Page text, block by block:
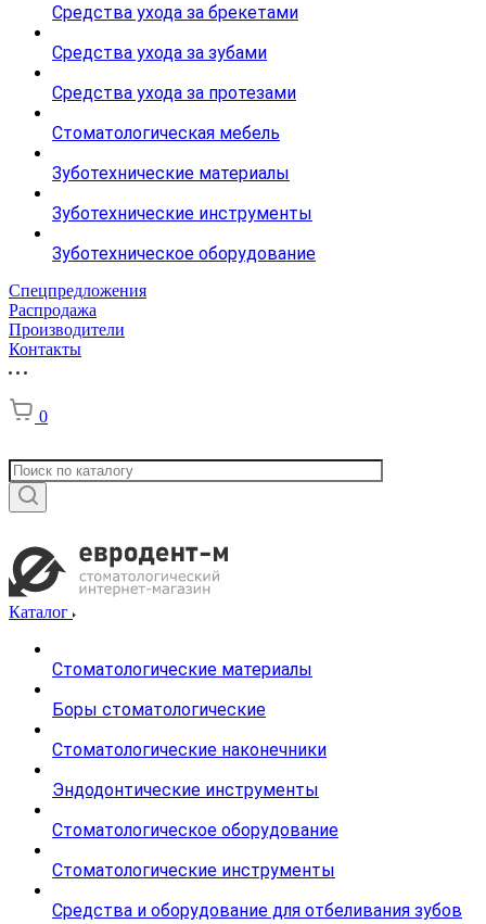
Средства ухода за брекетами
Средства ухода за зубами
Средства ухода за протезами
Стоматологическая мебель
Зуботехнические материалы
Зуботехнические инструменты
Зуботехническое оборудование
Спецпредложения
Распродажа
Производители
Контакты
0
Каталог
Стоматологические материалы
Боры стоматологические
Стоматологические наконечники
Эндодонтические инструменты
Стоматологическое оборудование
Стоматологические инструменты
Средства и оборудование для отбеливания зубов